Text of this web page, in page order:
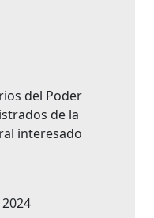
del Poder
de la
interesado